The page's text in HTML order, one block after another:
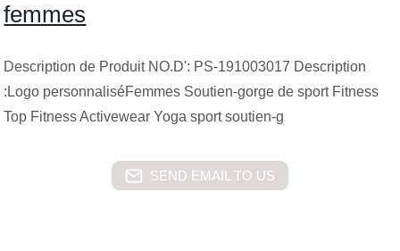
femmes
Description de Produit NO.D': PS-191003017 Description
:Logo personnaliséFemmes Soutien-gorge de sport Fitness
Top Fitness Activewear Yoga sport soutien-g
SEND EMAIL TO US